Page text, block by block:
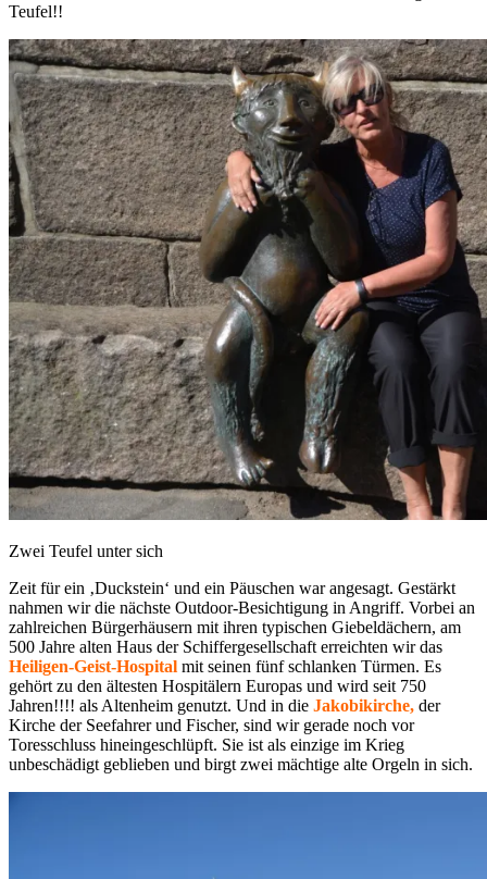
Teufel!!
Zwei Teufel unter sich
Zeit für ein ‚Duckstein‘ und ein Päuschen war angesagt. Gestärkt
nahmen wir die nächste Outdoor-Besichtigung in Angriff. Vorbei an
zahlreichen Bürgerhäusern mit ihren typischen Giebeldächern, am
500 Jahre alten Haus der Schiffergesellschaft erreichten wir das
Heiligen-Geist-Hospital mit seinen fünf schlanken Türmen. Es
gehört zu den ältesten Hospitälern Europas und wird seit 750
Jahren!!!! als Altenheim genutzt. Und in die Jakobikirche, der
Kirche der Seefahrer und Fischer, sind wir gerade noch vor
Toresschluss hineingeschlüpft. Sie ist als einzige im Krieg
unbeschädigt geblieben und birgt zwei mächtige alte Orgeln in sich.